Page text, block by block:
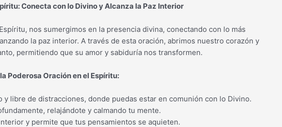
Conecta con lo Divino y Alcanza la Paz Interior
nos sumergimos en la presencia divina, conectando con lo más
la paz interior. A través de esta oración, abrimos nuestro corazón y
permitiendo que su amor y sabiduría nos transformen.
Poderosa Oración en el Espíritu:
y libre de distracciones, donde puedas estar en comunión con lo Divino.
relajándote y calmando tu mente.
y permite que tus pensamientos se aquieten.